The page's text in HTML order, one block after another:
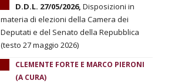
D.D.L. 27/05/2026, Disposizioni in
materia di elezioni della Camera dei
Deputati e del Senato della Repubblica
(testo 27 maggio 2026)
CLEMENTE FORTE E MARCO PIERONI
(A CURA)